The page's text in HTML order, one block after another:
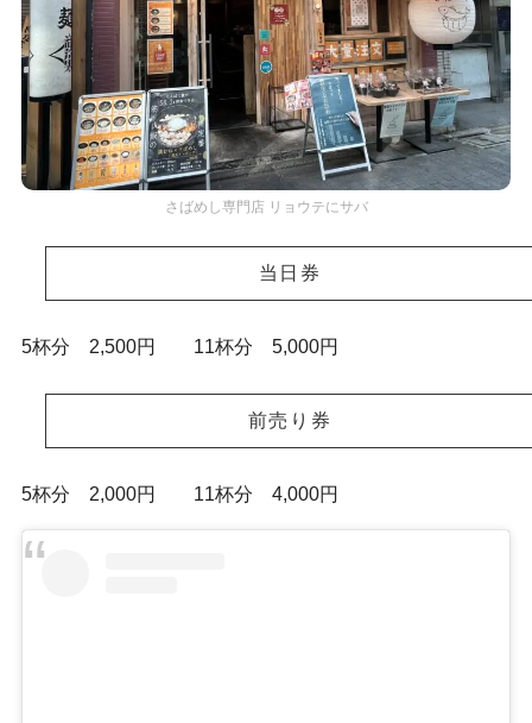
さばめし専門店 リョウテにサバ
当日券
5杯分 2,500円 11杯分 5,000円
前売り券
5杯分 2,000円 11杯分 4,000円